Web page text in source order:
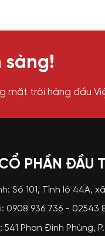
sàng!
mặt trời hàng đầu
PHẦN ĐẦU
Số 101, Tỉnh lộ 44A,
936 736 - 02543
Phan Đình Phùng,